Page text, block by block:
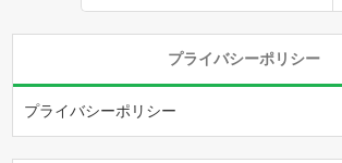
プライバシーポリシー
プライバシーポリシー